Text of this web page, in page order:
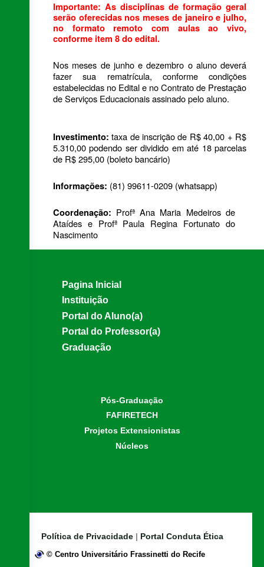
Importante: As disciplinas de formação geral
serão oferecidas nos meses de janeiro e julho,
no formato remoto com aulas ao vivo,
conforme item 8 do edital.
Nos meses de junho e dezembro o aluno deverá
fazer sua rematrícula, conforme condições
estabelecidas no Edital e no Contrato de Prestação
de Serviços Educacionais assinado pelo aluno.
Investimento: taxa de inscrição de R$ 40,00 + R$
5.310,00 podendo ser dividido em até 18 parcelas
de R$ 295,00 (boleto bancário)
Informações: (81) 99611-0209 (whatsapp)
Coordenação: Profª Ana Maria Medeiros de
Ataídes e Profª Paula Regina Fortunato do
Nascimento
Pagina Inicial
Instituição
Portal do Aluno(a)
Portal do Professor(a)
Graduação
Pós-Graduação
FAFIRETECH
Projetos Extensionistas
Núcleos
Política de Privacidade
Portal Conduta Ética
© Centro Universitário Frassinetti do Recife